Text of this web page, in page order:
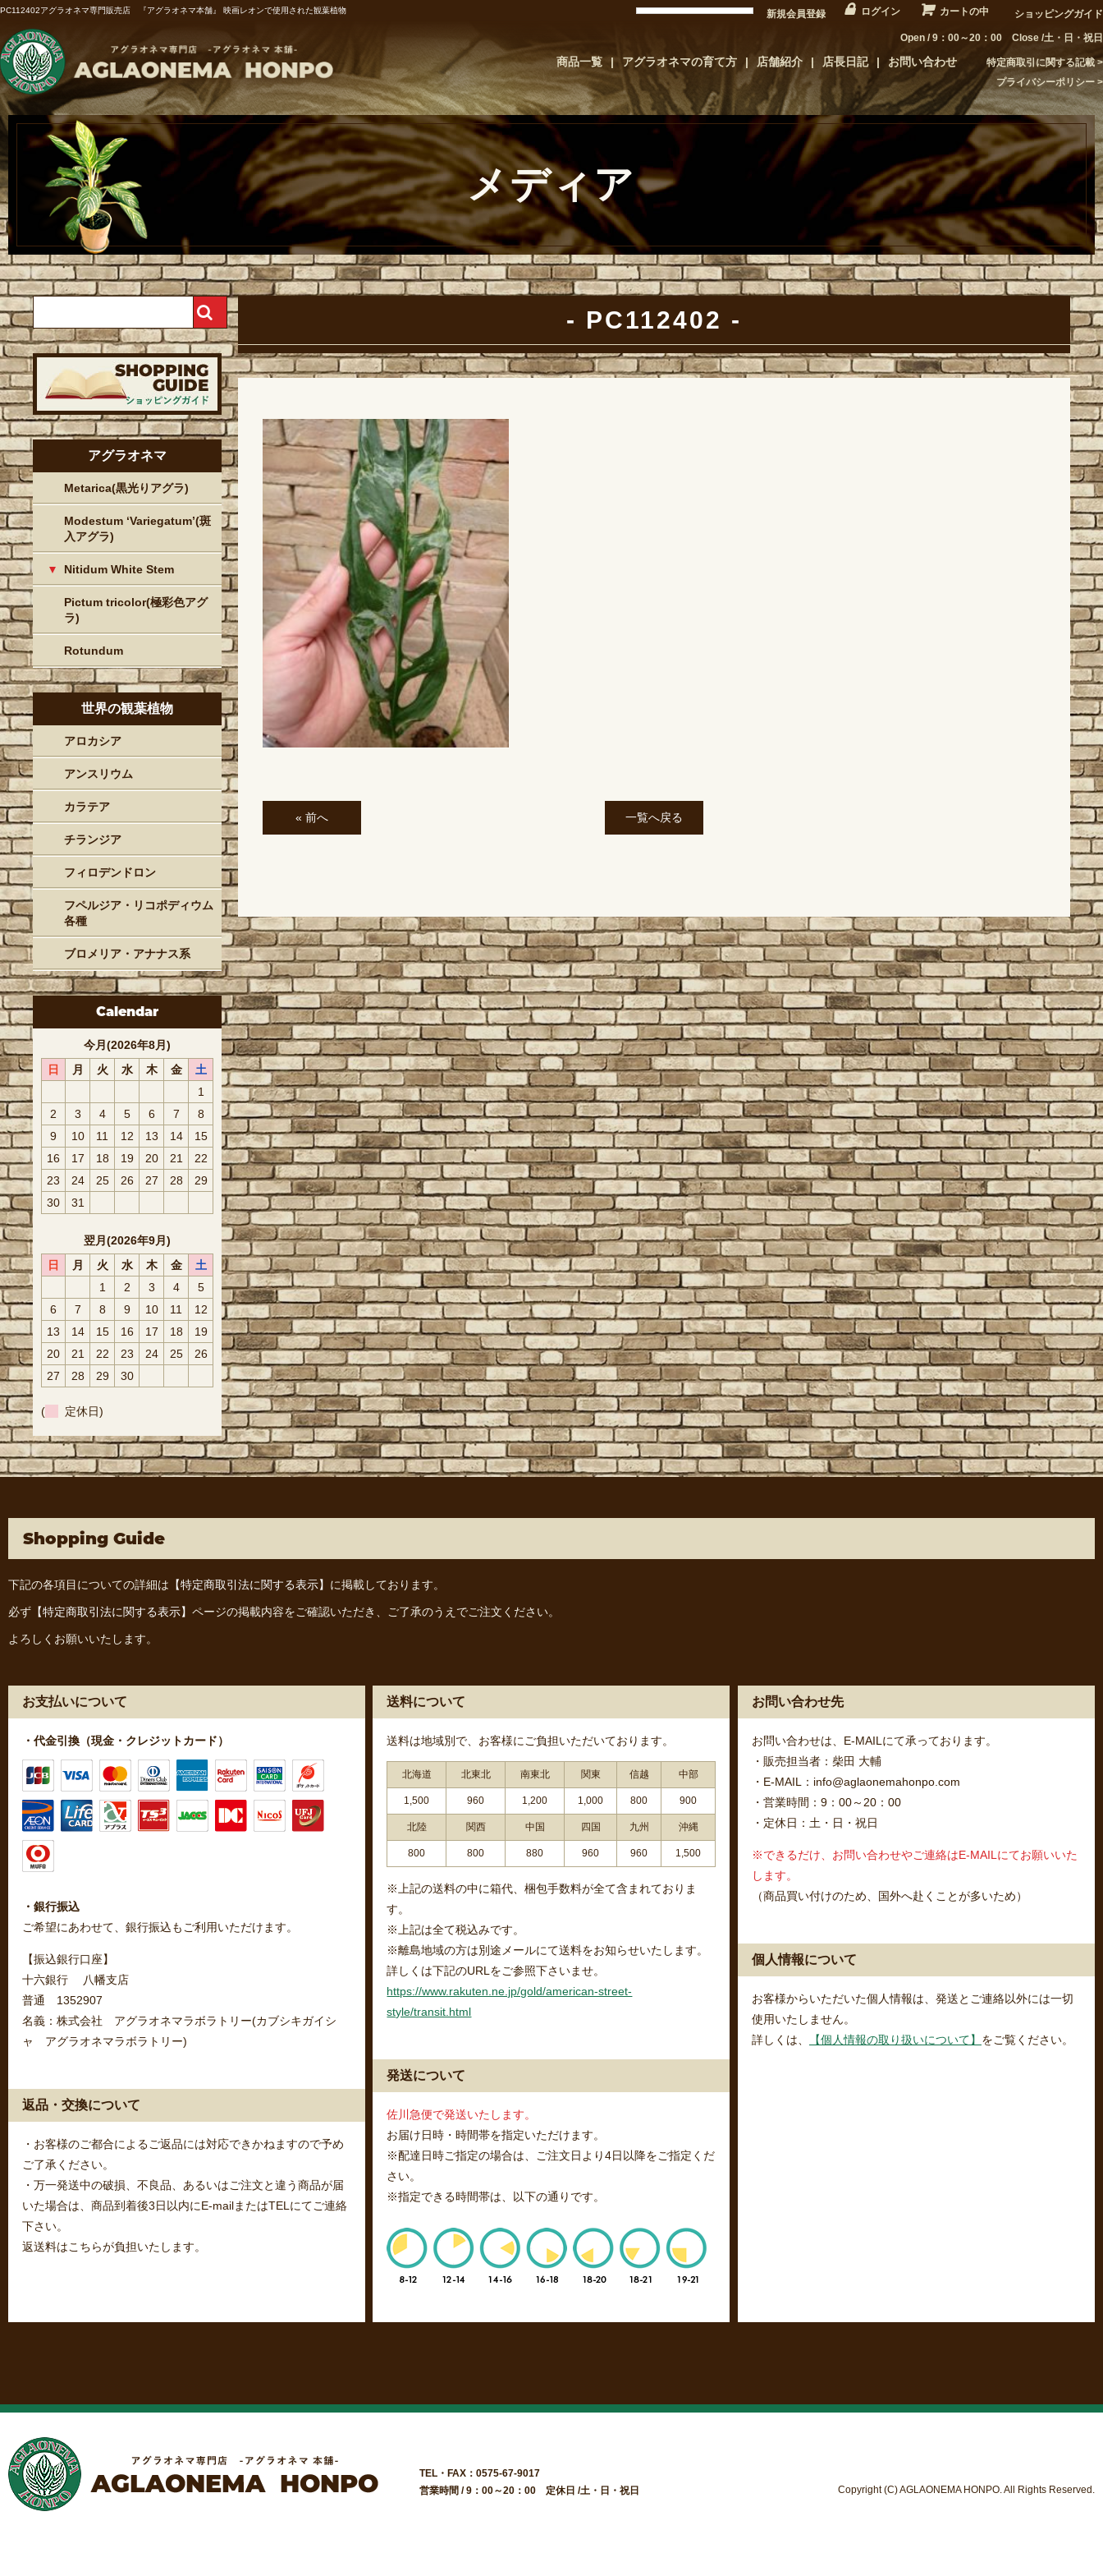
PC112402アグラオネマ専門販売店 『アグラオネマ本舗』 映画レオンで使用された観葉植物 新規会員登録 ログイン カートの中 ショッピングガイド
Open / 9：00～20：00 Close /土・日・祝日
商品一覧 アグラオネマの育て方 店舗紹介 店長日記 お問い合わせ
特定商取引に関する記載
プライバシーポリシー
メディア
PC112402
« 前へ 一覧へ戻る
アグラオネマ
Metarica(黒光りアグラ)
Modestum ‘Variegatum’(斑
入アグラ)
Nitidum White Stem
Pictum tricolor(極彩色アグ
ラ)
Rotundum
世界の観葉植物
アロカシア
アンスリウム
カラテア
チランジア
フィロデンドロン
フペルジア・リコポディウム
各種
ブロメリア・アナナス系
Calendar
今月(2026年8月)
日
月 火 水 木 金
土
1
2
3 4 5 6 7
8
9
10 11 12 13 14
15
16
17 18 19 20 21
22
23
24 25 26 27 28
29
30
31
翌月(2026年9月)
日
月 火 水 木 金
土
1
2 3 4
5
6
7 8 9 10 11
12
13
14 15 16 17 18
19
20
21 22 23 24 25
26
27
28 29 30
( 定休日)
Shopping Guide
下記の各項目についての詳細は 【特定商取引法に関する表示】 に掲載しております。
必ず 【特定商取引法に関する表示】 ページの掲載内容をご確認いただき、ご了承のうえでご注文ください。
よろしくお願いいたします。
お支払いについて
・代金引換（現金・クレジットカード）
・銀行振込
ご希望にあわせて、銀行振込もご利用いただけます。
【振込銀行口座】
十六銀行 八幡支店
普通 1352907
名義：株式会社 アグラオネマラボラトリー(カブシキガイシ
ャ アグラオネマラボラトリー)
返品・交換について
・お客様のご都合によるご返品には対応できかねますので予め
ご了承ください。
・万一発送中の破損、不良品、あるいはご注文と違う商品が届
いた場合は、商品到着後3日以内にE-mailまたはTELにてご連絡
下さい。
返送料はこちらが負担いたします。
送料について
送料は地域別で、お客様にご負担いただいております。
北海道 北東北 南東北 関東 信越 中部
1,500 960 1,200 1,000 800 900
北陸 関西 中国 四国 九州 沖縄
800 800 880 960 960 1,500
※上記の送料の中に箱代、梱包手数料が全て含まれておりま
す。
※上記は全て税込みです。
※離島地域の方は別途メールにて送料をお知らせいたします。
詳しくは下記のURLをご参照下さいませ。
https://www.rakuten.ne.jp/gold/american-street-
style/transit.html
発送について
佐川急便で発送いたします。
お届け日時・時間帯を指定いただけます。
※配達日時ご指定の場合は、ご注文日より4日以降をご指定くだ
さい。
※指定できる時間帯は、以下の通りです。
お問い合わせ先
お問い合わせは、E-MAILにて承っております。
・販売担当者：柴田 大輔
・E-MAIL：info@aglaonemahonpo.com
・営業時間：9：00～20：00
・定休日：土・日・祝日
※できるだけ、お問い合わせやご連絡はE-MAILにてお願いいた
します。
（商品買い付けのため、国外へ赴くことが多いため）
個人情報について
お客様からいただいた個人情報は、発送とご連絡以外には一切
使用いたしません。
詳しくは、
【個人情報の取り扱いについて】 をご覧ください。
TEL・FAX：0575-67-9017
営業時間 / 9：00～20：00 定休日 /土・日・祝日
Copyright (C) AGLAONEMA HONPO. All Rights Reserved.